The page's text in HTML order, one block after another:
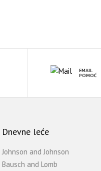
EMAIL
POMOĆ
Dnevne leće
Johnson and Johnson
Bausch and Lomb